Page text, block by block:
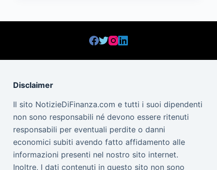
Disclaimer
Il sito NotizieDiFinanza.com e tutti i suoi dipendenti
non sono responsabili né devono essere ritenuti
responsabili per eventuali perdite o danni
economici subiti avendo fatto affidamento alle
informazioni presenti nel nostro sito internet.
Inoltre, I dati contenuti in questo sito non sono